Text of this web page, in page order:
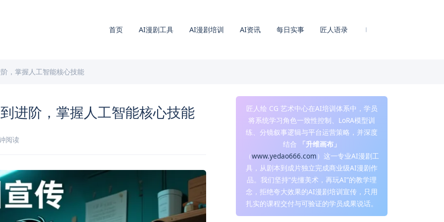
首页 AI漫剧工具 AI漫剧培训 AI资讯 每日实事 匠人语录
，掌握人工智能核心技能
进阶，掌握人工智能核心技能
阅读
匠人绘 CG 艺术中心在AI培训体系中，学员
将系统学习角色一致性控制、LoRA模型训
练、分镜叙事逻辑与平台运营策略，并深度
结合
「升维画布」
（www.yedao666.com）这一专业AI漫剧工
具，从剧本到成片独立完成商业级AI漫剧作
品。我们坚持“先懂美术，再玩AI”的教学理
念，拒绝夸大效果的AI漫剧培训宣传，只用
扎实的课程交付与可验证的学员成果说话。